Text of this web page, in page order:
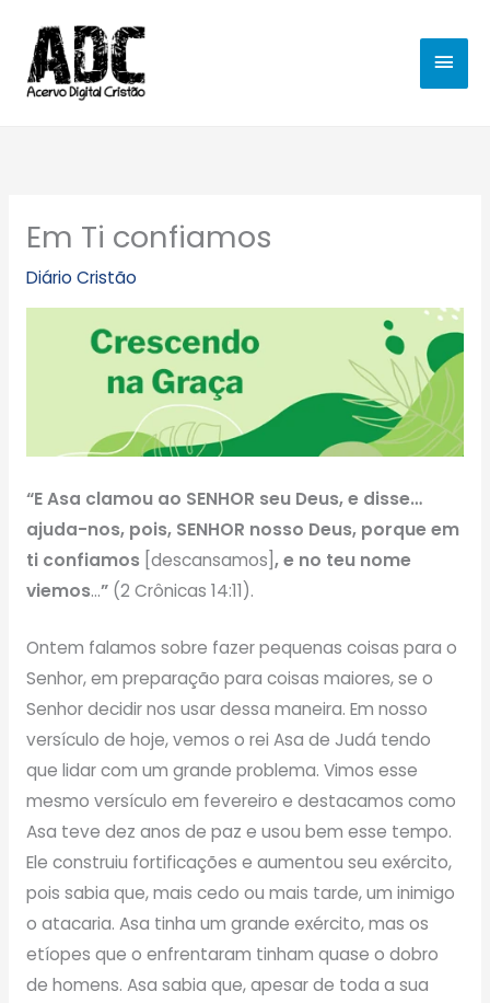
para
conteúdo
Em Ti confiamos
Diário Cristão
“E Asa clamou ao SENHOR seu Deus, e disse…
ajuda-nos, pois, SENHOR nosso Deus, porque em
ti confiamos [descansamos] , e no teu nome
viemos…”(2 Crônicas 14:11).
Ontem falamos sobre fazer pequenas coisas para o
Senhor, em preparação para coisas maiores, se o
Senhor decidir nos usar dessa maneira. Em nosso
versículo de hoje, vemos o rei Asa de Judá tendo
que lidar com um grande problema. Vimos esse
mesmo versículo em fevereiro e destacamos como
Asa teve dez anos de paz e usou bem esse tempo.
Ele construiu fortificações e aumentou seu exército,
pois sabia que, mais cedo ou mais tarde, um inimigo
o atacaria. Asa tinha um grande exército, mas os
etíopes que o enfrentaram tinham quase o dobro
de homens. Asa sabia que, apesar de toda a sua